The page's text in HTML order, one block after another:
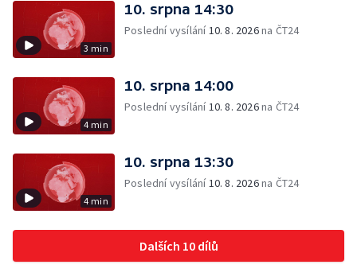
3 min
10. srpna 14:30
Poslední vysílání10. 8. 2026na ČT24
4 min
10. srpna 14:00
Poslední vysílání10. 8. 2026na ČT24
4 min
10. srpna 13:30
Poslední vysílání10. 8. 2026na ČT24
Dalších 10 dílů